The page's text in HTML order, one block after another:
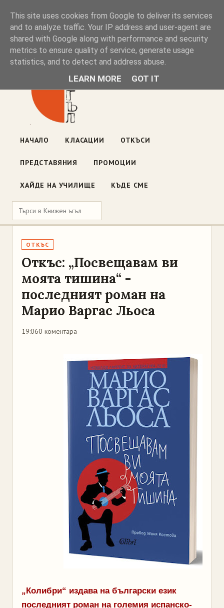
Книжен ъгъл
Блог на книжарницата — класации, откъси, нови книги
ул. „Оборище" 117, София· пон–пет 10:00–19:00 ·
НАЧАЛО КЛАСАЦИИ ОТКЪСИ
ПРЕДСТАВЯНИЯ ПРОМОЦИИ
ХАЙДЕ НА УЧИЛИЩЕ КЪДЕ СМЕ
ОТКЪС
Откъс: „Посвещавам ви
моята тишина“ -
последният роман на
Марио Варгас Льоса
19:060 коментара
„Колибри“ издава на български език
последният роман на големия испанско-
This site uses cookies from Google to deliver its services
and to analyze traffic. Your IP address and user-agent are
shared with Google along with performance and security
metrics to ensure quality of service, generate usage
statistics, and to detect and address abuse.
LEARN MORE GOT IT